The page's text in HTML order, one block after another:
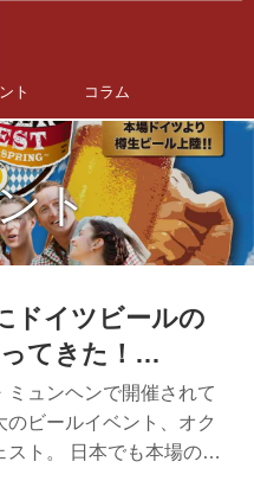
ト コラム
ト
ドイツビールの
てきた！
〜5/29（日）
クトーバーフェ
～SPRING～」開
ミュンヘンで開催されて
のビールイベント、オク
スト。 日本でも本場の祭
クトーバーフェストが全